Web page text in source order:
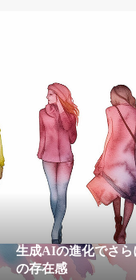
生成AIの進化でさら
の存在感